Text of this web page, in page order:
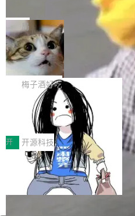
级应用，企业在规模化落地过程中
可控性和代码质量提出了更高要
安全与合规要求。对于大多数普通
有云模型能够满足快速试用和效率
但对于金融、能源、医疗等对数
AI算力网关（AI创新平台）成功
各业的Agent走向规模化建设，算
渐丰富，用户关注的重点也在发生
让AI用起来，还要进一步看清混合
Token花在哪里、算力是否被充分
续增长的AI成本该如何优化。 深
正是围绕这些实际问题，从Token
理两个方面，让用户的每一份算力
得住、用得稳、省得下、更安全
始，Token使用一目...
束，一个实验室的开始
Google 员工编号 20。
Bigtable 作者之一。TensorFlow
Gemini 的架构师。Google 首席
ean 在 Google 工作了 27 年后，
不是一个人走。一同离开的还有
wat（Google 员工编号 23，Jeff
年的编程搭档，MapReduce 和
作者）、Quoc Le（Google 大脑
q2Seq 和 DocAI 的共同发明人）
yals（Gemini 联合负责人，
局
🔥 SolonCode v2026.8.4 发布
字体可调、22 种语言、记忆搜
打开终端就能上岗的全中文编码
把「看得清、用母语、记得住」
齐。 SolonCode 是什么
耳科技研发的企业级终端编码智
中文驱动的数字员工，自主理解需
骤、编写代码。不挑模型、不挑平
装完即用。 开源地址：Gitee ·
b 安装 支持 Java 8+（8~26）、
x / Windows / Harmony PC。 #
x / Harmony PC curl -fsSL
梅子酒好吃
让“代码语义理解”深度释放AI
价值潜能：华为云码道（
代码仓技术解析
一、代码仓深度理解技术的作用
程实践中，代码仓是企业核心知识
体。企业级代码仓库通常包含数十
个文件，其规模远超单次模型调用
文窗口。随着项目规模的持续扩张
不断累积，代码仓中的模块关系、
务逻辑等关键信息往往分散于数
开 开源科技